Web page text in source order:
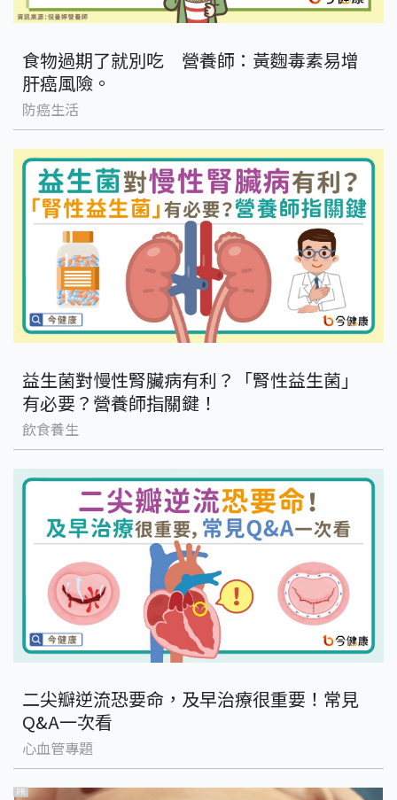
食物過期了就別吃 營養師：黃麴毒素易增
肝癌風險。
防癌生活
益生菌對慢性腎臟病有利？「腎性益生菌」
有必要？營養師指關鍵！
飲食養生
二尖瓣逆流恐要命，及早治療很重要！常見
Q&A一次看
心血管專題
PR